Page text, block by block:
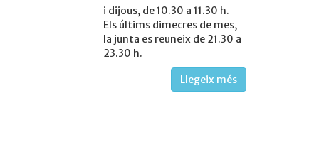
i dijous, de 10.30 a 11.30 h.
Els últims dimecres de mes,
la junta es reuneix de 21.30 a
23.30 h.
Llegeix més